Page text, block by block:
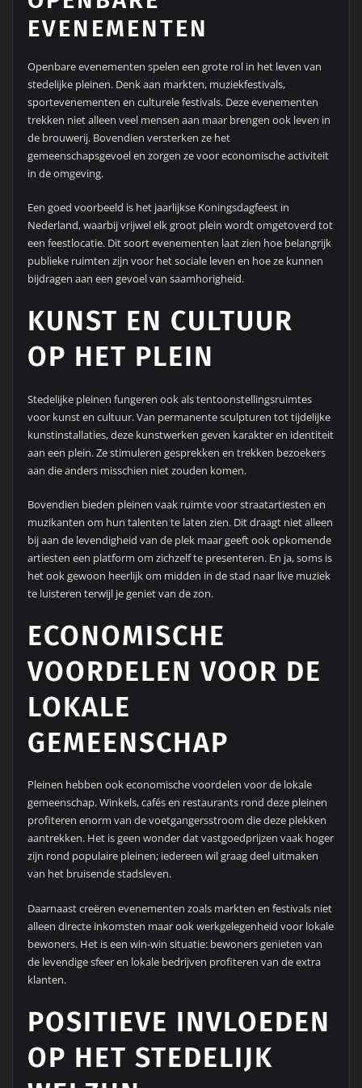
EVENEMENTEN
Openbare evenementen spelen een grote rol in het leven van
stedelijke pleinen. Denk aan markten, muziekfestivals,
sportevenementen en culturele festivals. Deze evenementen
trekken niet alleen veel mensen aan maar brengen ook leven in
de brouwerij. Bovendien versterken ze het
gemeenschapsgevoel en zorgen ze voor economische activiteit
in de omgeving.
Een goed voorbeeld is het jaarlijkse Koningsdagfeest in
Nederland, waarbij vrijwel elk groot plein wordt omgetoverd tot
een feestlocatie. Dit soort evenementen laat zien hoe belangrijk
publieke ruimten zijn voor het sociale leven en hoe ze kunnen
bijdragen aan een gevoel van saamhorigheid.
KUNST EN CULTUUR
OP HET PLEIN
Stedelijke pleinen fungeren ook als tentoonstellingsruimtes
voor kunst en cultuur. Van permanente sculpturen tot tijdelijke
kunstinstallaties, deze kunstwerken geven karakter en identiteit
aan een plein. Ze stimuleren gesprekken en trekken bezoekers
aan die anders misschien niet zouden komen.
Bovendien bieden pleinen vaak ruimte voor straatartiesten en
muzikanten om hun talenten te laten zien. Dit draagt niet alleen
bij aan de levendigheid van de plek maar geeft ook opkomende
artiesten een platform om zichzelf te presenteren. En ja, soms is
het ook gewoon heerlijk om midden in de stad naar live muziek
te luisteren terwijl je geniet van de zon.
ECONOMISCHE
VOORDELEN VOOR DE
LOKALE
GEMEENSCHAP
Pleinen hebben ook economische voordelen voor de lokale
gemeenschap. Winkels, cafés en restaurants rond deze pleinen
profiteren enorm van de voetgangersstroom die deze plekken
aantrekken. Het is geen wonder dat vastgoedprijzen vaak hoger
zijn rond populaire pleinen; iedereen wil graag deel uitmaken
van het bruisende stadsleven.
Daarnaast creëren evenementen zoals markten en festivals niet
alleen directe inkomsten maar ook werkgelegenheid voor lokale
bewoners. Het is een win-win situatie: bewoners genieten van
de levendige sfeer en lokale bedrijven profiteren van de extra
klanten.
POSITIEVE INVLOEDEN
OP HET STEDELIJK